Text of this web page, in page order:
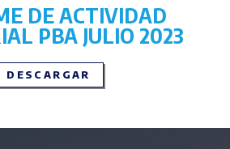
DE ACTIVIDAD
PBA JULIO 2023
DESCARGAR